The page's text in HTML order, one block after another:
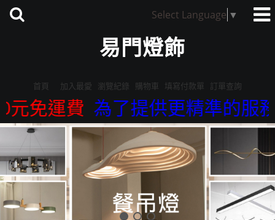
Select Language ▼
易門燈飾
首頁 加入最愛 瀏覽紀錄 購物車 填寫付款單 訂單查詢
運費 為了提供更精準的服務，